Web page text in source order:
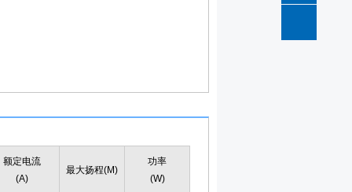
额定电流
(A)
最大扬程(M)
功率
(W)